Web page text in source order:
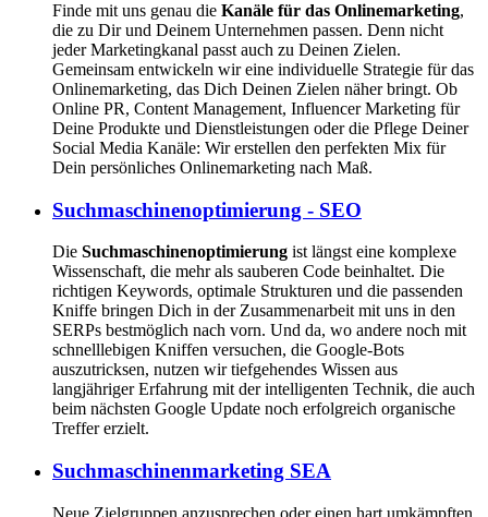
Finde mit uns genau die Kanäle für das Onlinemarketing,
die zu Dir und Deinem Unternehmen passen. Denn nicht
jeder Marketingkanal passt auch zu Deinen Zielen.
Gemeinsam entwickeln wir eine individuelle Strategie für das
Onlinemarketing, das Dich Deinen Zielen näher bringt. Ob
Online PR, Content Management, Influencer Marketing für
Deine Produkte und Dienstleistungen oder die Pflege Deiner
Social Media Kanäle: Wir erstellen den perfekten Mix für
Dein persönliches Onlinemarketing nach Maß.
Suchmaschinenoptimierung - SEO
Die Suchmaschinenoptimierung ist längst eine komplexe
Wissenschaft, die mehr als sauberen Code beinhaltet. Die
richtigen Keywords, optimale Strukturen und die passenden
Kniffe bringen Dich in der Zusammenarbeit mit uns in den
SERPs bestmöglich nach vorn. Und da, wo andere noch mit
schnelllebigen Kniffen versuchen, die Google-Bots
auszutricksen, nutzen wir tiefgehendes Wissen aus
langjähriger Erfahrung mit der intelligenten Technik, die auch
beim nächsten Google Update noch erfolgreich organische
Treffer erzielt.
Suchmaschinenmarketing SEA
Neue Zielgruppen anzusprechen oder einen hart umkämpften